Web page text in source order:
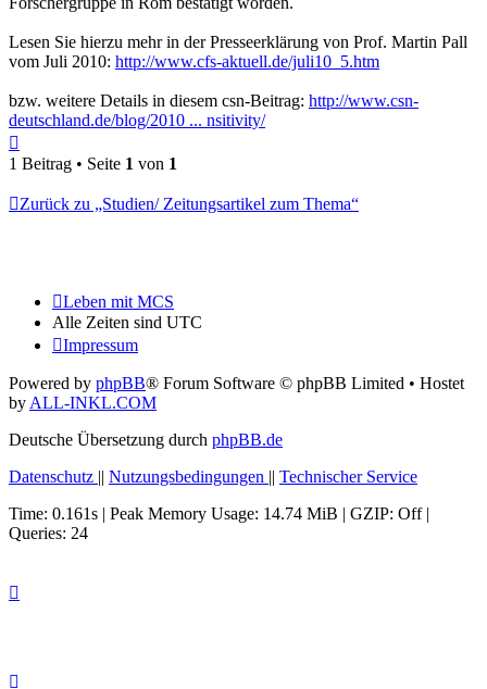
Lesen Sie hierzu mehr in der Presseerklärung von Prof. Martin Pall
vom Juli 2010: http://www.cfs-aktuell.de/juli10_5.htm
bzw. weitere Details in diesem csn-Beitrag: http://www.csn-
deutschland.de/blog/2010 ... nsitivity/
oben
1 Beitrag • Seite 1 von 1
Zurück zu „Studien/ Zeitungsartikel zum Thema“
Leben mit MCS
Alle Zeiten sind UTC
Impressum
Powered by phpBB® Forum Software © phpBB Limited • Hostet
by ALL-INKL.COM
Deutsche Übersetzung durch phpBB.de
Datenschutz || Nutzungsbedingungen || Technischer Service
Time: 0.161s | Peak Memory Usage: 14.74 MiB | GZIP: Off |
Queries: 24